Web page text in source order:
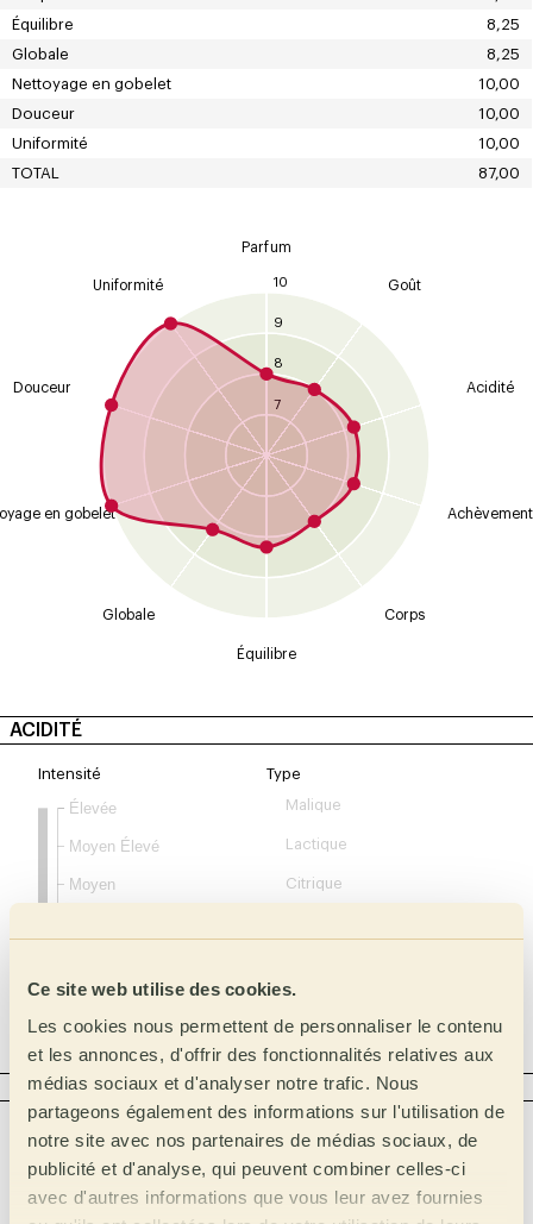
Ce site web utilise des cookies.
Les cookies nous permettent de personnaliser le contenu
et les annonces, d'offrir des fonctionnalités relatives aux
médias sociaux et d'analyser notre trafic. Nous
partageons également des informations sur l'utilisation de
notre site avec nos partenaires de médias sociaux, de
publicité et d'analyse, qui peuvent combiner celles-ci
avec d'autres informations que vous leur avez fournies
Équilibre
8,25
Globale
8,25
Nettoyage en gobelet
10,00
Douceur
10,00
Uniformité
10,00
TOTAL
87,00
10
9
8
7
Parfum
Goût
Acidité
Achèvement
Corps
Équilibre
Globale
en gobelet
Douceur
Uniformité
ACIDITÉ
Intensité
Moyen
Moyen Élevé
Élevée
Type
Malique
Lactique
Citrique
Acétique
Complexe
CORPS
Moyen plein
Plein Crémeux
Beurré